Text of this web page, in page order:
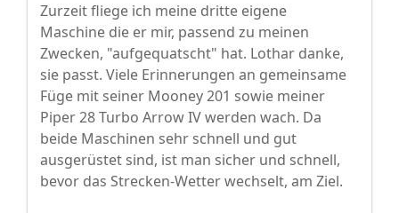
Zurzeit fliege ich meine dritte eigene
Maschine die er mir, passend zu meinen
Zwecken, "aufgequatscht" hat. Lothar danke,
sie passt. Viele Erinnerungen an gemeinsame
Füge mit seiner Mooney 201 sowie meiner
Piper 28 Turbo Arrow IV werden wach. Da
beide Maschinen sehr schnell und gut
ausgerüstet sind, ist man sicher und schnell,
bevor das Strecken-Wetter wechselt, am Ziel.